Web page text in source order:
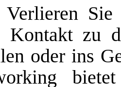
Verlieren
Kontakt zu
oder ins